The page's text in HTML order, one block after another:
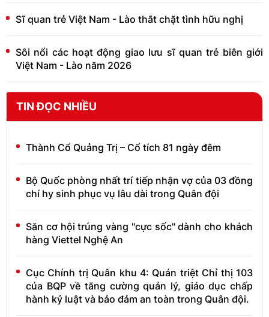
Sĩ quan trẻ Việt Nam - Lào thắt chặt tình hữu nghị
Sôi nổi các hoạt động giao lưu sĩ quan trẻ biên giới
Việt Nam - Lào năm 2026
TIN ĐỌC NHIỀU
Thành Cổ Quảng Trị – Cổ tích 81 ngày đêm
Bộ Quốc phòng nhất trí tiếp nhận vợ của 03 đồng
chí hy sinh phục vụ lâu dài trong Quân đội
Săn cơ hội trúng vàng "cực sốc" dành cho khách
hàng Viettel Nghệ An
Cục Chính trị Quân khu 4: Quán triệt Chỉ thị 103
của BQP về tăng cường quản lý, giáo dục chấp
hành kỷ luật và bảo đảm an toàn trong Quân đội.